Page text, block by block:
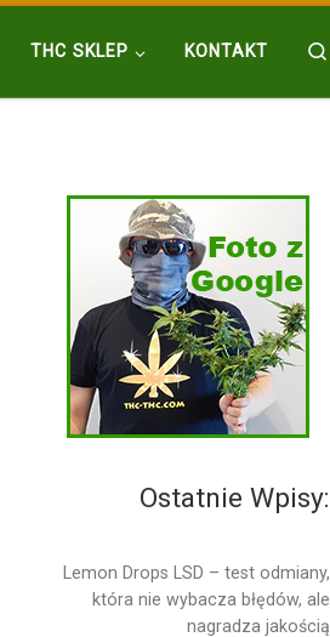
THC SKLEP KONTAKT
Ostatnie Wpisy:
Lemon Drops LSD – test odmiany,
która nie wybacza błędów, ale
nagradza jakością